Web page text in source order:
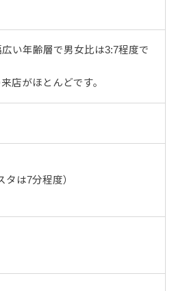
い年齢層で男女比は3:7程度で
店がほとんどです。
タは7分程度）